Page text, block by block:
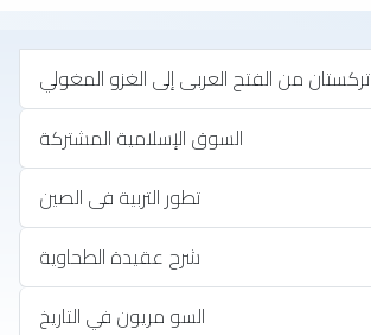
تركستان من الفتح العربى إلى الغزو المغولي
السوق الإسلامية المشتركة
تطور التربية فى الصين
شرح عقيدة الطحاوية
السو مريون في التاريخ